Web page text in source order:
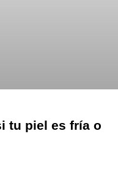
tu piel es fría o